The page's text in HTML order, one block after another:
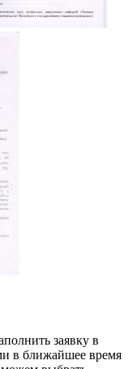
заявку в
в ближайшее время